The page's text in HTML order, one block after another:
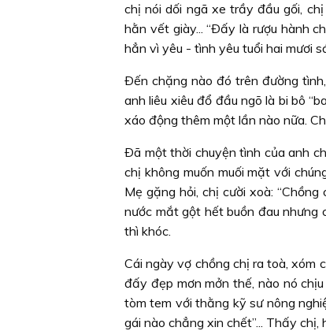
chị nói dối ngã xe trầy đầu gối,
hằn vết giày... “Ðấy là rượu hành
hẳn vì yêu - tình yêu tuổi hai mươi
Ðến chặng nào đó trên đường
anh liêu xiêu đổ đầu ngõ là bi bô
xáo động thêm một lần nào nữa.
Ðã một thời chuyện tình của anh
chị không muốn muối mặt với
Mẹ gặng hỏi, chị cười xoà:
nước mắt gột hết buồn đau nhưng
thì khóc.
Cái ngày vợ chồng chị ra toà, xóm
đấy đẹp mơn mởn thế, nào nó
tòm tem với thằng kỹ sư nông
gái nào chẳng xin chết”... Thấy chị,